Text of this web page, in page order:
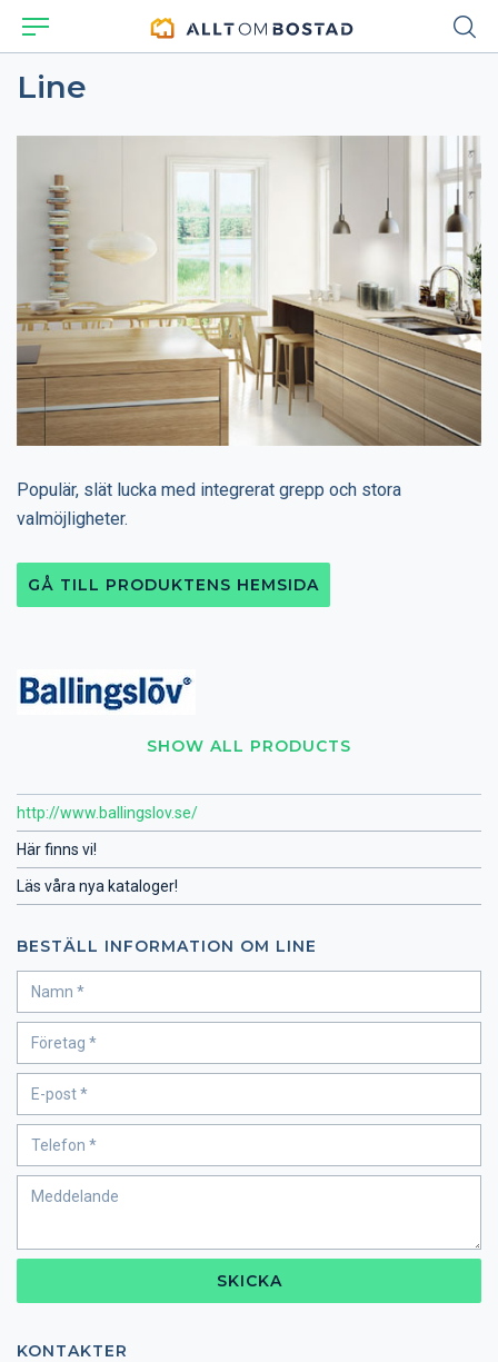
Line
SHOW ALL PRODUCTS
http://www.ballingslov.se/
Här finns vi!
Läs våra nya kataloger!
BESTÄLL INFORMATION OM LINE
SKICKA
KONTAKTER
Populär, slät lucka med integrerat grepp och stora
valmöjligheter.
GÅ TILL PRODUKTENS HEMSIDA